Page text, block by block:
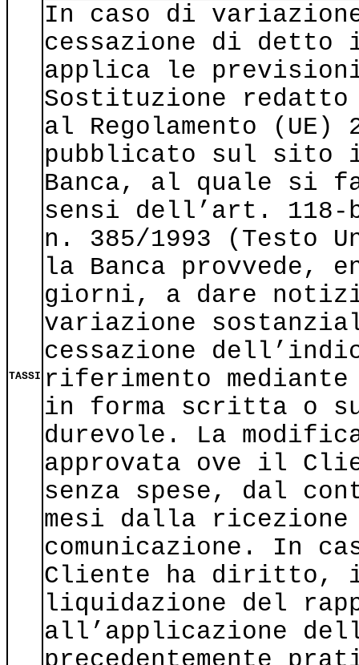
TASSI
In caso di
cessazione di detto
applica le
Sostituzione
al Regolamento (UE)
pubblicato sul sito
Banca, al quale si
sensi dell’art. 118-
n. 385/1993 (Testo
la Banca provvede,
giorni, a dare
variazione
cessazione
riferimento mediante
in forma scritta o
durevole. La
approvata ove il
senza spese, dal
mesi dalla
comunicazione. In
Cliente ha diritto,
liquidazione del
all’applicazione